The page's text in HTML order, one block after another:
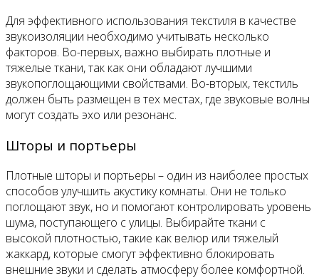
Для эффективного использования текстиля в качестве
звукоизоляции необходимо учитывать несколько
факторов. Во-первых, важно выбирать плотные и
тяжелые ткани, так как они обладают лучшими
звукопоглощающими свойствами. Во-вторых, текстиль
должен быть размещен в тех местах, где звуковые волны
могут создать эхо или резонанс.
Шторы и портьеры
Плотные шторы и портьеры – один из наиболее простых
способов улучшить акустику комнаты. Они не только
поглощают звук, но и помогают контролировать уровень
шума, поступающего с улицы. Выбирайте ткани с
высокой плотностью, такие как велюр или тяжелый
жаккард, которые смогут эффективно блокировать
внешние звуки и сделать атмосферу более комфортной.